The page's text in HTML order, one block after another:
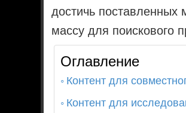
достичь поставленных
массу для поискового
Оглавление
Контент для
Контент для